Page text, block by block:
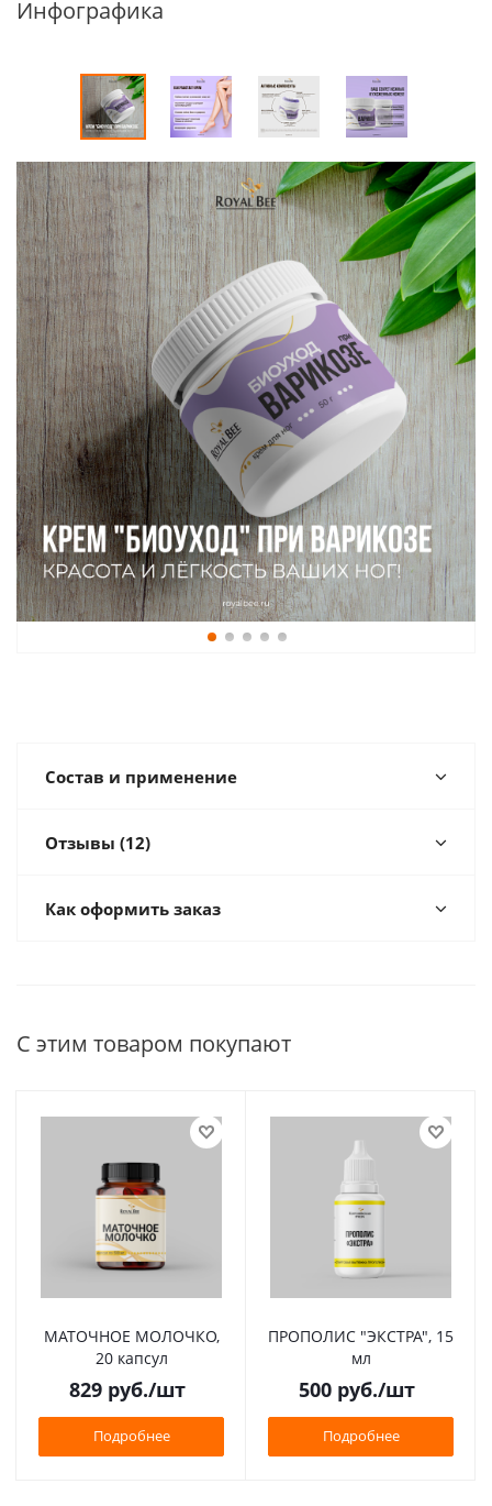
Инфографика
Состав и применение
Отзывы (12)
Как оформить заказ
С этим товаром покупают
МАТОЧНОЕ МОЛОЧКО,
20 капсул
829 руб./шт
Подробнее
ПРОПОЛИС "ЭКСТРА", 15
мл
500 руб./шт
Подробнее